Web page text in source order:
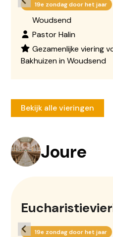
0513 – 432237 (di. en do.
19e zondag door het jaar
Woudsend
Pastor Halin
Gezamenlijke viering
Bakhuizen in Woudsend
Bekijk alle vieringen
Joure
19e zondag door het jaar